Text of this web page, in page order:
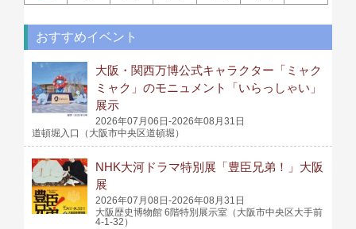
おすすめイベント
大阪・関西万博公式キャラクター「ミャク
ミャク」のモニュメント「いらっしゃい」
展示
2026年07月06日-2026年08月31日
道頓堀入口（大阪市中央区道頓堀）
NHK大河ドラマ特別展「豊臣兄弟！」大阪
展
2026年07月08日-2026年08月31日
大阪歴史博物館 6階特別展示室（大阪市中央区大手前
4-1-32）